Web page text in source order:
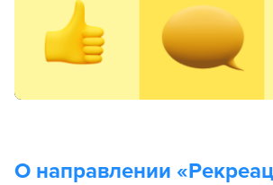
О направлении «